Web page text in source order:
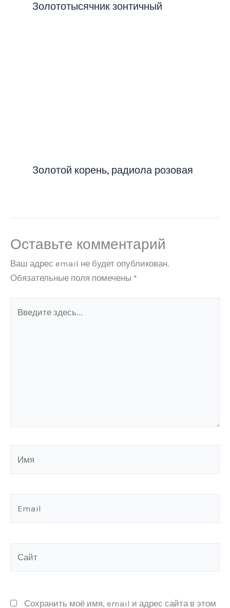
Золототысячник зонтичный
Золотой корень, радиола розовая
Оставьте комментарий
Ваш адрес email не будет опубликован.
Обязательные поля помечены *
здесь...
Сохранить моё имя, email и адрес сайта в этом